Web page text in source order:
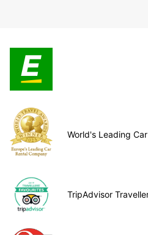
World's Leading
TripAdvisor